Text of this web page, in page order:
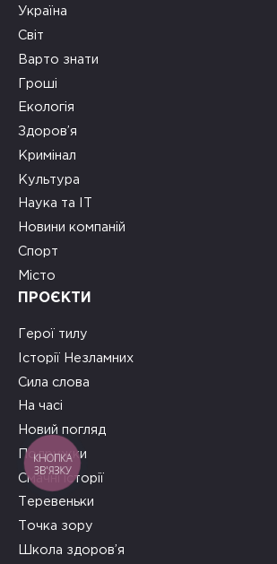
Україна
Світ
Варто знати
Гроші
Екологія
Здоров’я
Кримінал
Культура
Наука та ІТ
Новини компаній
Спорт
Місто
ПРОЄКТИ
Герої тилу
Історії Незламних
Сила слова
На часі
Новий погляд
Подружки
Смачні історії
Теревеньки
Точка зору
Школа здоров’я
КНОПКА
ЗВ'ЯЗКУ